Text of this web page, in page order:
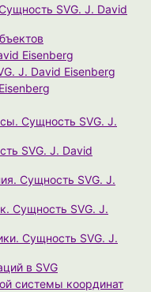
SVG. J. David
Eisenberg
J. David Eisenberg
Сущность SVG. J.
SVG. J. David
Сущность SVG. J.
Сущность SVG. J.
Сущность SVG. J.
в SVG
системы координат